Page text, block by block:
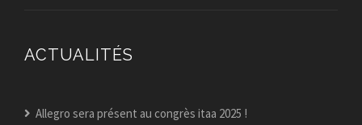
ACTUALITÉS
Allegro sera présent au congrès itaa 2025 !